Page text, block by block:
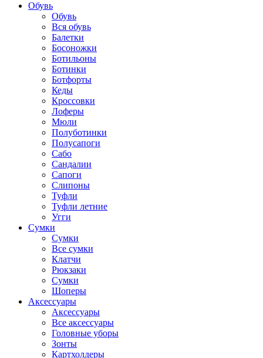
Обувь
Обувь
Вся обувь
Балетки
Босоножки
Ботильоны
Ботинки
Ботфорты
Кеды
Кроссовки
Лоферы
Мюли
Полуботинки
Полусапоги
Сабо
Сандалии
Сапоги
Слипоны
Туфли
Туфли летние
Угги
Сумки
Сумки
Все сумки
Клатчи
Рюкзаки
Сумки
Шоперы
Аксессуары
Аксессуары
Все аксессуары
Головные уборы
Зонты
Картхолдеры